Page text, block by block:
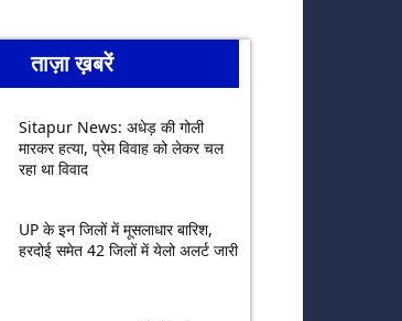
ताज़ा ख़बरें
Sitapur News: अधेड़ की गोली
मारकर हत्या, प्रेम विवाह को लेकर चल
रहा था विवाद
UP के इन जिलों में मूसलाधार बारिश,
हरदोई समेत 42 जिलों में येलो अलर्ट जारी